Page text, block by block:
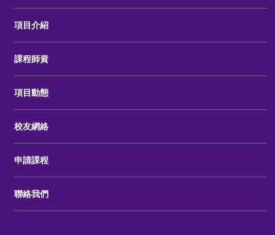
項目介紹
課程師資
項目動態
校友網絡
申請課程
聯絡我們